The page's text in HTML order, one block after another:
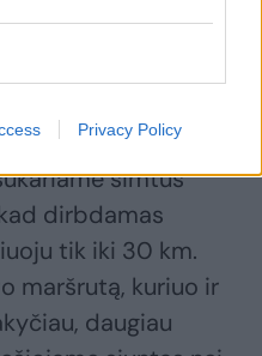
Privacy Policy
kurjeriai per dieną
įvairiais
šimtus
dirbdamas
tik iki 30 km.
maršrutą, kuriuo ir
daugiau